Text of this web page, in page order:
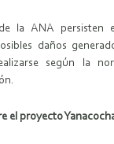
la ANA persisten
daños
según la
el proyecto